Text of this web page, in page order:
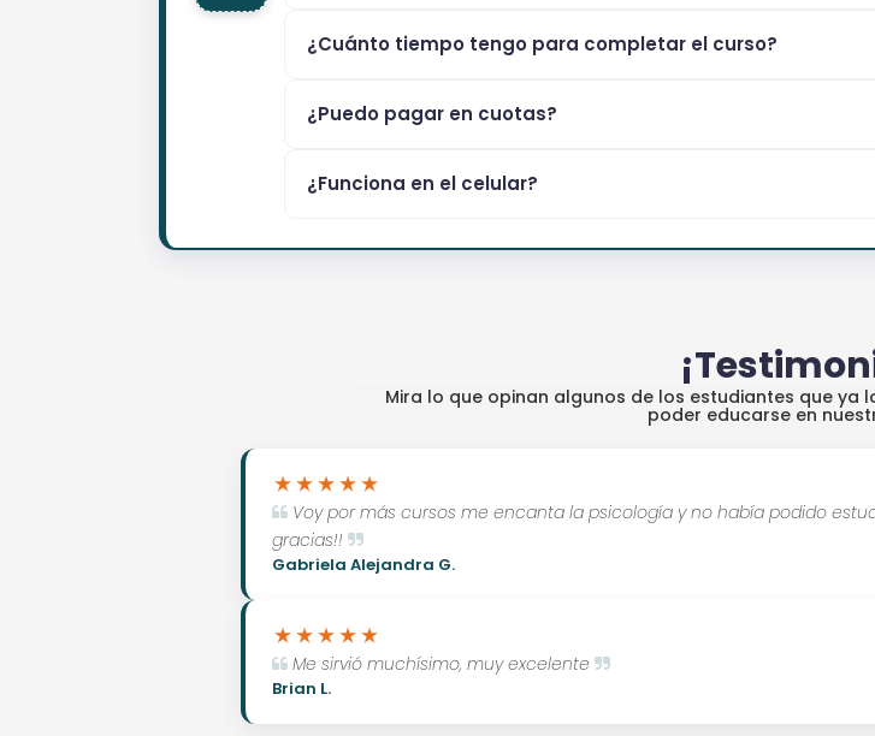
¿Cuánto tiempo tengo para completar el curso?
¿Puedo pagar en cuotas?
¿Funciona en el celular?
Mira lo que opinan algunos de los estudiantes que
poder educarse en
Voy por más cursos me encanta la psicología y no había podido
gracias!!
Gabriela Alejandra G.
Me sirvió muchísimo, muy excelente
Brian L.